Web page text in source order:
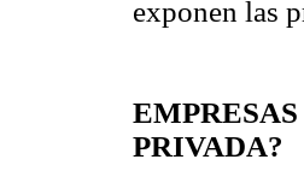
exponen las
PRIVADA?